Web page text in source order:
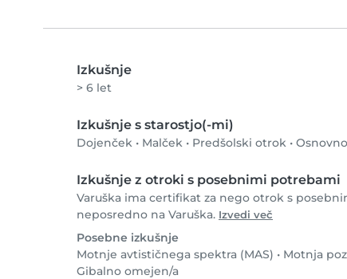
Izkušnje
> 6 let
Izkušnje s starostjo(-mi)
Dojenček • Malček • Predšolski otrok •
Izkušnje z otroki s posebnimi potrebami
Varuška ima certifikat za nego otrok s
neposredno na Varuška. Izvedi več
Posebne izkušnje
Motnje avtističnega spektra (MAS) • Motnja
Gibalno omejen/a